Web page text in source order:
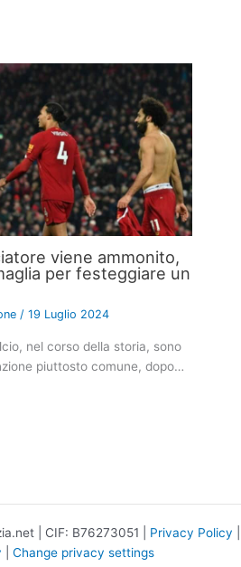
viene ammonito,
per festeggiare un
/19 Luglio 2024
nel corso della storia, sono
piuttosto comune, dopo…
| CIF: B76273051 | Privacy Policy
Change privacy settings